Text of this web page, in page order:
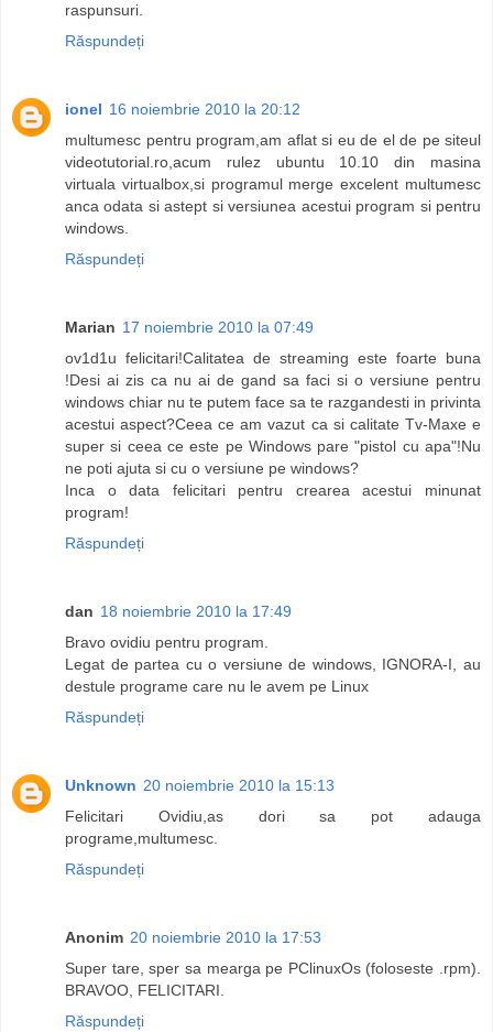
raspunsuri.
Răspundeți
ionel 16 noiembrie 2010 la 20:12
multumesc pentru program,am aflat si eu de el de pe siteul
videotutorial.ro,acum rulez ubuntu 10.10 din masina
virtuala virtualbox,si programul merge excelent multumesc
anca odata si astept si versiunea acestui program si pentru
windows.
Răspundeți
Marian 17 noiembrie 2010 la 07:49
ov1d1u felicitari!Calitatea de streaming este foarte buna
!Desi ai zis ca nu ai de gand sa faci si o versiune pentru
windows chiar nu te putem face sa te razgandesti in privinta
acestui aspect?Ceea ce am vazut ca si calitate Tv-Maxe e
super si ceea ce este pe Windows pare "pistol cu apa"!Nu
ne poti ajuta si cu o versiune pe windows?
Inca o data felicitari pentru crearea acestui minunat
program!
Răspundeți
dan 18 noiembrie 2010 la 17:49
Bravo ovidiu pentru program.
Legat de partea cu o versiune de windows, IGNORA-I, au
destule programe care nu le avem pe Linux
Răspundeți
Unknown 20 noiembrie 2010 la 15:13
Felicitari Ovidiu,as dori sa pot adauga
programe,multumesc.
Răspundeți
Anonim 20 noiembrie 2010 la 17:53
Super tare, sper sa mearga pe PClinuxOs (foloseste .rpm).
BRAVOO, FELICITARI.
Răspundeți